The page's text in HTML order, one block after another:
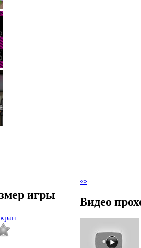
«»
игры
Видео